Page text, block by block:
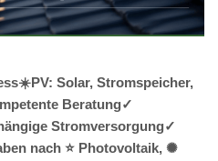
Solar, Stromspeicher,
Beratung✓
Stromversorgung✓
nach ⭐ Photovoltaik, ✺